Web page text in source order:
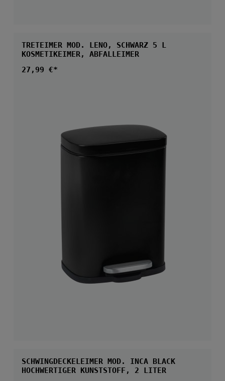
TRETEIMER MOD. LENO, SCHWARZ 5 L
KOSMETIKEIMER, ABFALLEIMER
Regulärer Preis:
27,99 €*
SCHWINGDECKELEIMER MOD. INCA BLACK
HOCHWERTIGER KUNSTSTOFF, 2 LITER